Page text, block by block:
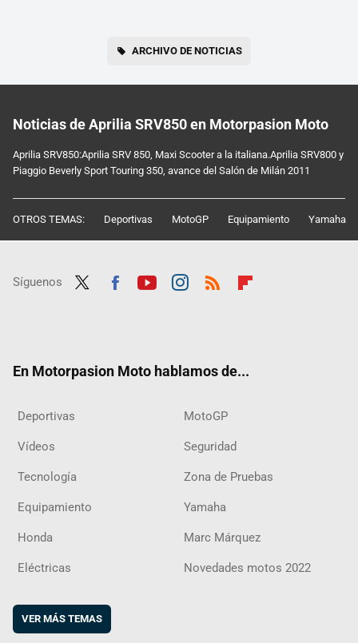
ARCHIVO DE NOTICIAS
Noticias de Aprilia SRV850 en Motorpasion Moto
Aprilia SRV850:Aprilia SRV 850, Maxi Scooter a la italiana.Aprilia SRV800 y
Piaggio Beverly Sport Touring 350, avance del Salón de Milán 2011
OTROS TEMAS: Deportivas MotoGP Equipamiento Yamaha
Síguenos
En Motorpasion Moto hablamos de...
Deportivas MotoGP
Vídeos Seguridad
Tecnología Zona de Pruebas
Equipamiento Yamaha
Honda Marc Márquez
Eléctricas Novedades motos 2022
VER MÁS TEMAS